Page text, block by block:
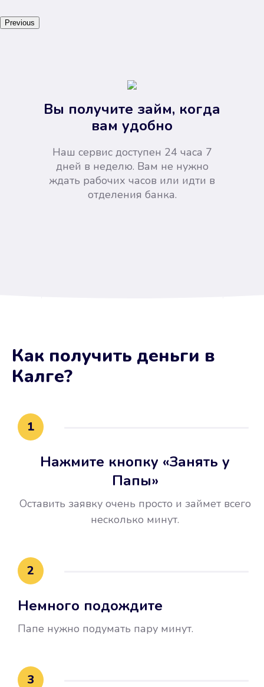
Previous
Вы получите займ, когда
вам удобно
Наш сервис доступен 24 часа 7
дней в неделю. Вам не нужно
ждать рабочих часов или идти в
отделения банка.
Не потребовались справки, залоги
и поручители. Папа вам доверяет.
воспользовались бесплатной
это открыло новые возможности в
Как получить деньги в
Калге?
1
Нажмите кнопку «Занять у
Папы»
Оставить заявку очень просто и займет всего
несколько минут.
2
Немного подождите
Папе нужно подумать пару минут.
3